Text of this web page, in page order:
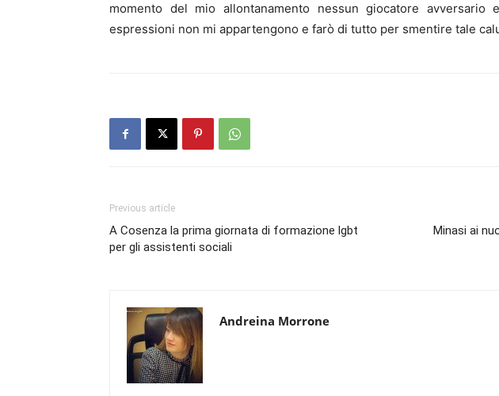
momento del mio allontanamento nessun giocatore avversario
espressioni non mi appartengono e farò di tutto per smentire tale
Previous article
A Cosenza la prima giornata di formazione lgbt
per gli assistenti sociali
Minasi ai
Andreina Morrone